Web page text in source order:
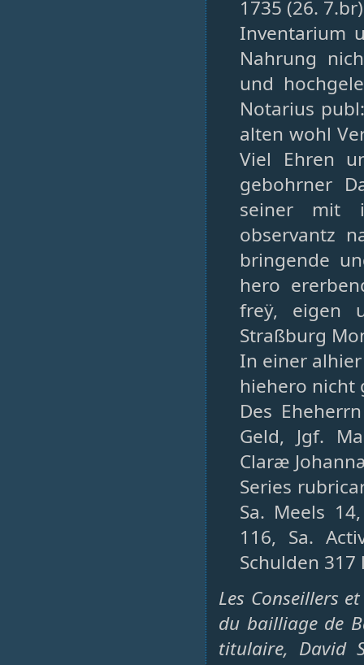
1735 (26.
Inventarium
Nahrung
und
Notarius
alten wohl
Viel Ehren
gebohrner
seiner mit
observantz
bringende
hero
freÿ, eigen
Straßburg
In einer
hiehero nicht
Des
Geld, Jgf.
Claræ
Series
Sa. Meels
116, Sa.
Schulden 317
Les Conseillers
du bailliage de
titulaire, David